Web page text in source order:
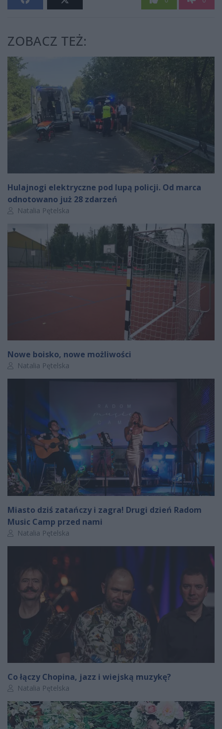
ZOBACZ TEŻ:
Hulajnogi elektryczne pod lupą policji. Od marca
odnotowano już 28 zdarzeń
Autor artykułu:
Natalia Pętelska
Nowe boisko, nowe możliwości
Autor artykułu:
Natalia Pętelska
Miasto dziś zatańczy i zagra! Drugi dzień Radom
Music Camp przed nami
Autor artykułu:
Natalia Pętelska
Co łączy Chopina, jazz i wiejską muzykę?
Autor artykułu:
Natalia Pętelska